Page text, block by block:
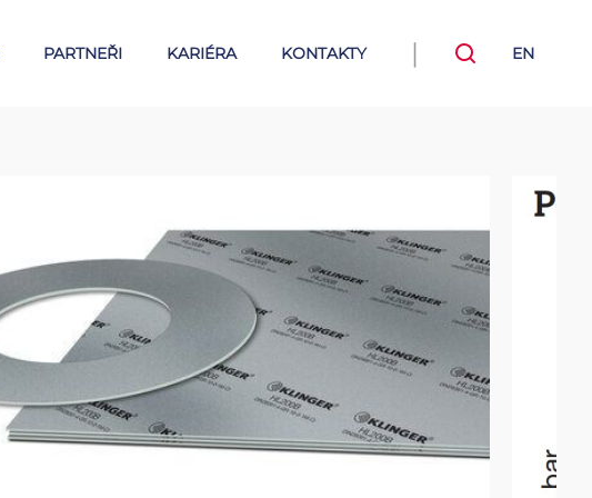
Vláknitopryžové těsnicí desky
KLINGER
PTFE těsnicí desky KLINGER
Grafitové těsnicí desky
Slídové těsnicí desky KLINGER
Reflexní - přímé
Transparetní - přímé
Bi-color - přímé
Trubicové - přímé
Magnetické - nepřímé
Borosilikátová průhledítka
PARTNEŘI KARIÉRA KONTAKTY | EN